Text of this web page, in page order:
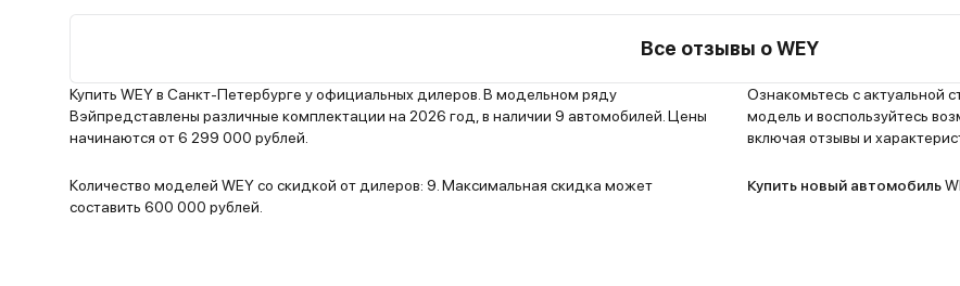
нашими городскими неровностями, в салоне при
добавляет ощущения плавности и помогает
экономить на топливе. Салон нравится своим
оформлением - все выглядит современно и
система с круговым обзором очень выручает при
парковке в тесных местах. Места спереди
круглый год. Спереди вообще
большой экран, откуда управлять можно
камер. Если говорить точнее - за дорогу
переживать, потому что машина поумнее
водителя будет и подстрахует, если
довольно большой и вместительный. А еще, с чего
Все отзывы о WEY
Купить WEY в Санкт-Петербурге у официальных дилеров. В модельном ряду
Вэйпредставлены различные комплектации на 2026 год, в наличии 9 автомобилей. Цены
начинаются от 6 299 000 рублей.
Количество моделей WEY со скидкой от дилеров: 9. Максимальная скидка может
составить 600 000 рублей.
Ознакомьтесь с актуальной
модель и воспользуйтесь
включая отзывы и
Купить новый автомобиль